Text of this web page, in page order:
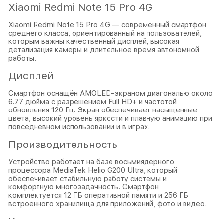
Xiaomi Redmi Note 15 Pro 4G
Xiaomi Redmi Note 15 Pro 4G — современный смартфон
среднего класса, ориентированный на пользователей,
которым важны качественный дисплей, высокая
детализация камеры и длительное время автономной
работы.
Дисплей
Смартфон оснащён AMOLED-экраном диагональю около
6.77 дюйма с разрешением Full HD+ и частотой
обновления 120 Гц. Экран обеспечивает насыщенные
цвета, высокий уровень яркости и плавную анимацию при
повседневном использовании и в играх.
Производительность
Устройство работает на базе восьмиядерного
процессора MediaTek Helio G200 Ultra, который
обеспечивает стабильную работу системы и
комфортную многозадачность. Смартфон
комплектуется 12 ГБ оперативной памяти и 256 ГБ
встроенного хранилища для приложений, фото и видео.